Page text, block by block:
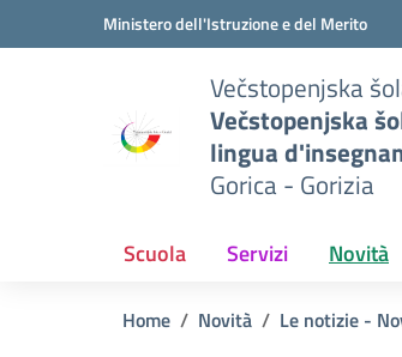
Vai ai contenuti
Vai al menu di navigazioneMinistero dell'Istruzione e del Merito
Večstopenjska
Večstopenjska
lingua
Gorica - Gorizia
Scuola Servizi Novità
Home Novità Le notizie -